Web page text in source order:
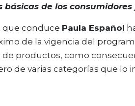
básicas de los consumidores
que conduce Paula Español
de la vigencia del
productos, como
de varias categorías que lo